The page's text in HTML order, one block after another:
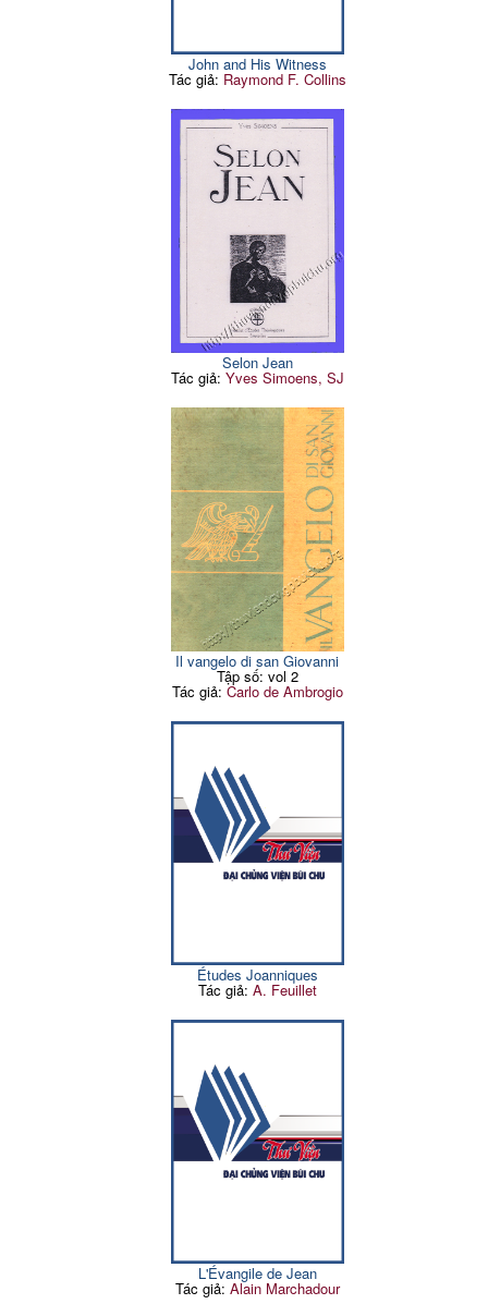
John and His Witness
Tác giả: Raymond F. Collins
Selon Jean
Tác giả: Yves Simoens, SJ
Il vangelo di san Giovanni
Tập số: vol 2
Tác giả: Carlo de Ambrogio
Études Joanniques
Tác giả: A. Feuillet
L'Évangile de Jean
Tác giả: Alain Marchadour